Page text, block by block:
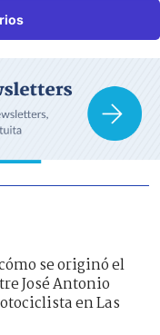
se originó el
José Antonio
en Las